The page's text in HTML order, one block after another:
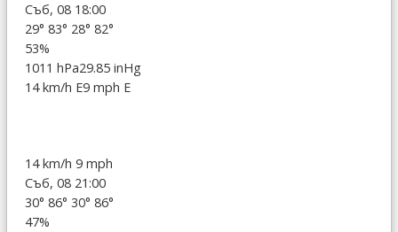
Съб, 08 18:00
29° 83° 28° 82°
53%
1011 hPa29.85 inHg
14 km/h E9 mph E
14 km/h 9 mph
Съб, 08 21:00
30° 86° 30° 86°
47%